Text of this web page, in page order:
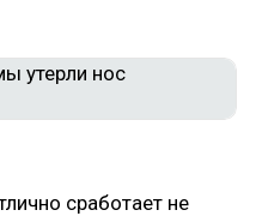
сработает не